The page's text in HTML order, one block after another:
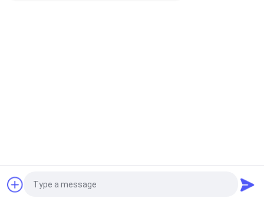
Штамповки
Запрос Цитировать